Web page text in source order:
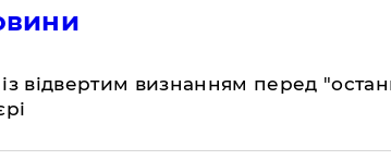
відвертим визнанням перед